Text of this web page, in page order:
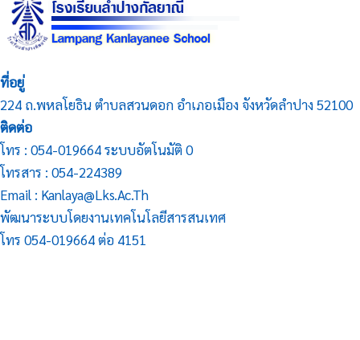
ที่อยู่
224 ถ.พหลโยธิน ตำบลสวนดอก อำเภอเมือง จังหวัดลำปาง 52100
ติดต่อ
โทร : 054-019664 ระบบอัตโนมัติ 0
โทรสาร : 054-224389
Email : Kanlaya@lks.ac.th
พัฒนาระบบโดยงานเทคโนโลยีสารสนเทศ
โทร 054-019664 ต่อ 4151